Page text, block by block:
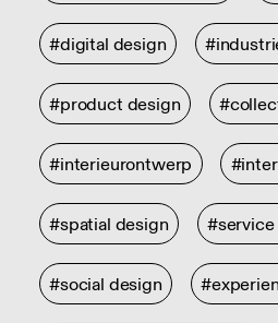
#digital design
#product design
#interieurontwerp
#spatial design
#social design